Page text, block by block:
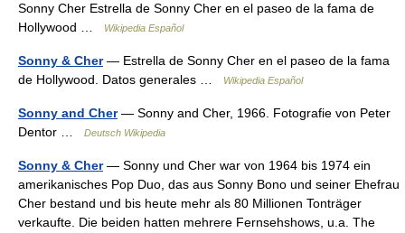
Sonny Cher Estrella de Sonny Cher en el paseo de la fama de
Hollywood …
Wikipedia Español
Sonny & Cher— Estrella de Sonny Cher en el paseo de la fama
de Hollywood. Datos generales …
Wikipedia Español
Sonny and Cher— Sonny and Cher, 1966. Fotografie von Peter
Dentor …
Deutsch Wikipedia
Sonny & Cher— Sonny und Cher war von 1964 bis 1974 ein
amerikanisches Pop Duo, das aus Sonny Bono und seiner Ehefrau
Cher bestand und bis heute mehr als 80 Millionen Tonträger
verkaufte. Die beiden hatten mehrere Fernsehshows, u.a. The